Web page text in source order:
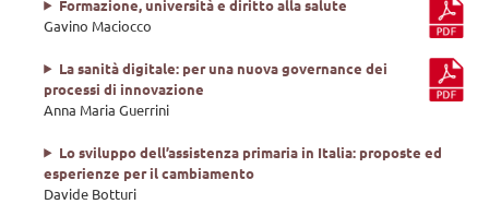
Formazione, università e diritto alla salute
Gavino Maciocco
La sanità digitale: per una nuova governance dei
processi di innovazione
Anna Maria Guerrini
Lo sviluppo dell’assistenza primaria in Italia: proposte ed
esperienze per il cambiamento
Davide Botturi